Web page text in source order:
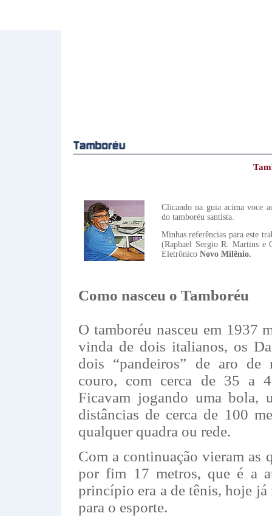
Clicando na guia acima voce
do tamboréu santista.
Minhas referências para este
(Raphael Sergio R. Martins e
Eletrônico Novo Milênio.
Como nasceu o Tamboréu
O tamboréu nasceu em 1937
vinda de dois italianos, os
dois “pandeiros” de aro de
couro, com cerca de 35 a
Ficavam jogando uma bola,
distâncias de cerca de 100
qualquer quadra ou rede.
Com a continuação vieram as
por fim 17 metros, que é a
princípio era a de tênis, hoje
para o esporte.